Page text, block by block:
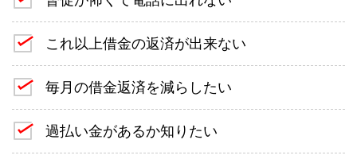
これ以上借金の返済が出来ない
毎月の借金返済を減らしたい
過払い金があるか知りたい